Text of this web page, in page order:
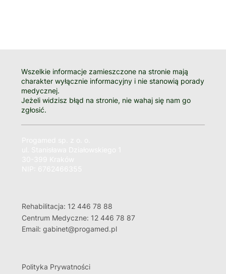
Wszelkie informacje zamieszczone na stronie mają
charakter wyłącznie informacyjny i nie stanowią porady
medycznej.
Jeżeli widzisz błąd na stronie, nie wahaj się nam go
zgłosić.
Rehabilitacja: 12 446 78 88
Centrum Medyczne: 12 446 78 87
Email: gabinet@progamed.pl
Polityka Prywatności